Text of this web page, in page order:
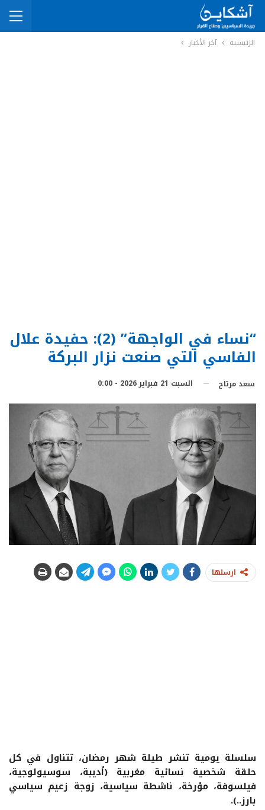
الرئيسية آخر الأخبار
“نساء في الواجهة” (2): حفيدة علال
الفاسي التي صنعت نزار البركة
سعد مرتاح السبت 21 فبراير 2026 - 0:00
ارسلها
سلسلة يومية تنشر طيلة شهر رمضان، تتناول في كل
حلقة شخصية نسائية مغربية (أديبة، سوسيولوجية،
فيلسوفة، مؤرخة، ناشطة سياسية، زوجة زعيم سياسي
بارز..).